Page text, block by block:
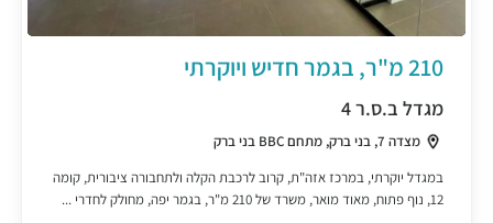
210 מ"ר, בגמר חדיש ויוקרתי
מגדל ב.ס.ר 4
מצדה 7, בני ברק, מתחם BBC בני ברק
במגדל יוקרתי, במרכז אזה"ת, קרוב לרכבת הקלה ולתחבורה ציבורית, קומה
12, נוף פתוח, מאוד מואר, משרד של 210 מ"ר, בגמר יפה, מחולק לחדרי ...